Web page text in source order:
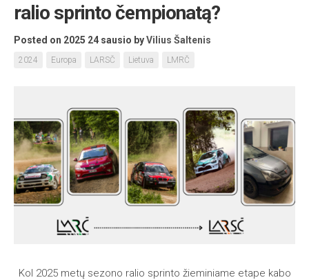
ralio sprinto čempionatą?
Posted on 2025 24 sausio byVilius Šaltenis
2024 Europa LARSČ Lietuva LMRČ
Kol 2025 metų sezono ralio sprinto žieminiame etape kabo